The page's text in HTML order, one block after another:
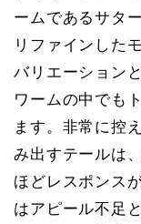
ームであるサタ
リファインした
バリエーション
ワームの中でも
ます。非常に控
み出すテールは
ほどレスポンス
はアピール不足